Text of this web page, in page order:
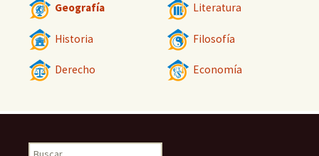
Geografía Literatura
Historia Filosofía
Derecho Economía
Buscar: